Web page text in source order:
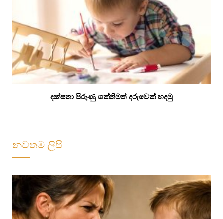
දක්ෂතා පිරුණු ශක්තිමත් දරුවෙක් හදමු
නවතම ලිපි